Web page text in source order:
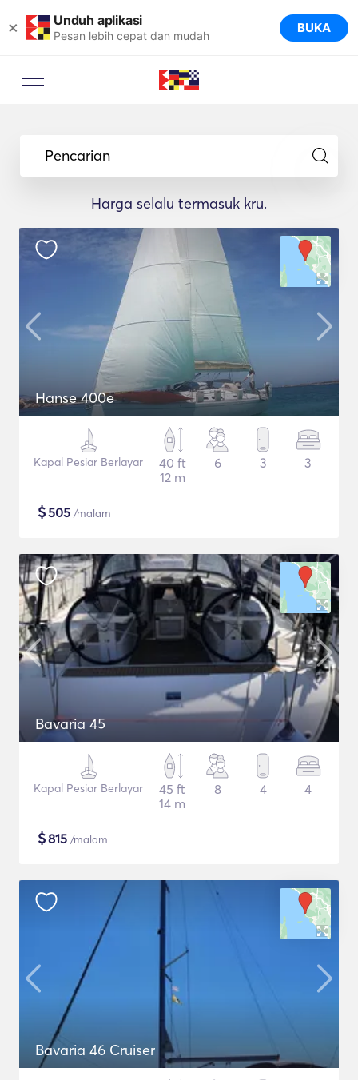
× Unduh aplikasi
Pesan lebih cepat dan mudah BUKA
Pencarian
Harga selalu termasuk kru.
Hanse 400e
Kapal Pesiar Berlayar
40 ft
12 m
6 3 3
$505 /malam
Bavaria 45
Kapal Pesiar Berlayar
45 ft
14 m
8 4 4
$815 /malam
Bavaria 46 Cruiser